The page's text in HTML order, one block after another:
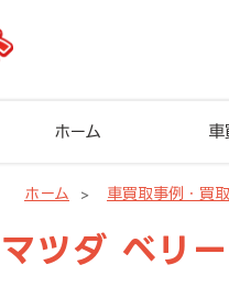
ホーム 車
ホーム 車買取事例・買
マツダ ベリ